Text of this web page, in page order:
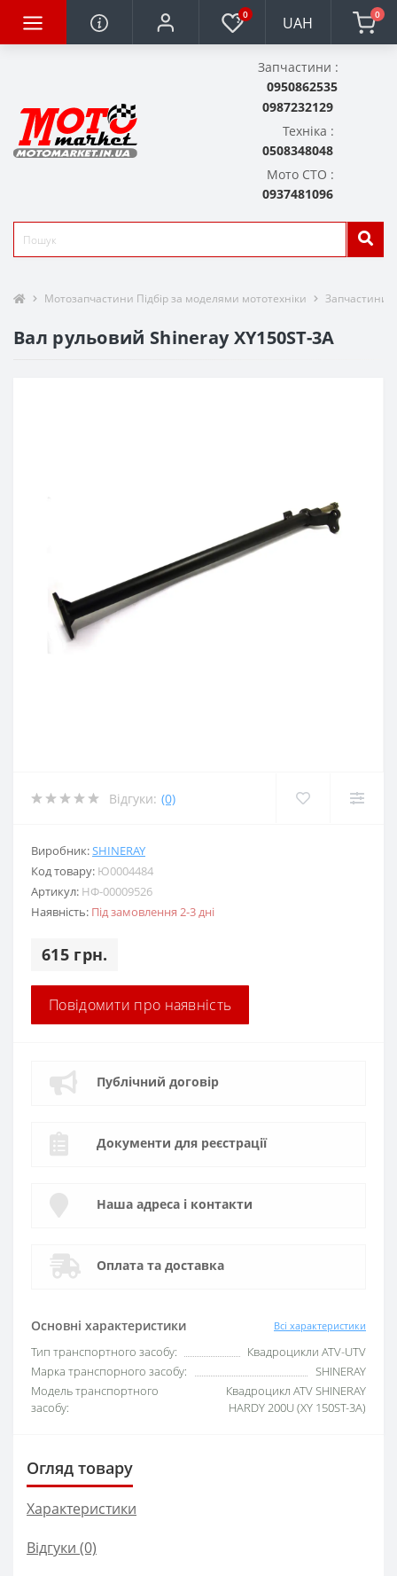
0 UAH 0
Запчастини :
0950862535
0987232129
Техніка :
0508348048
Мото СТО :
0937481096
Мотозапчастини Підбір за моделями мототехніки Запчастини
Вал рульовий Shineray XY150ST-3A
Відгуки: (0)
Виробник:SHINERAY
Код товару: Ю0004484
Артикул: НФ-00009526
Наявність: Під замовлення 2-3 дні
615 грн.
Повідомити про наявність
Основні характеристики Всі характеристики
Тип транспортного засобу:
Квадроцикли ATV-UTV
Марка транспорного засобу:
SHINERAY
Модель транспортного
засобу:
Квадроцикл ATV SHINERAY
HARDY 200U (XY 150ST-3A)
Публічний договір
Документи для реєстрації
Наша адреса і контакти
Оплата та доставка
Огляд товару
Характеристики
Відгуки (0)